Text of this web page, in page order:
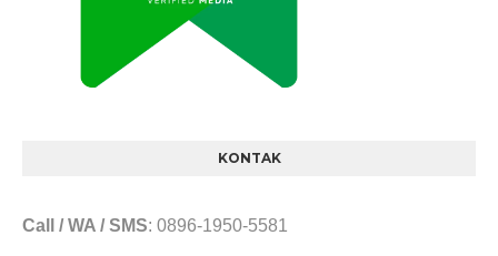
KONTAK
Call / WA / SMS: 0896-1950-5581